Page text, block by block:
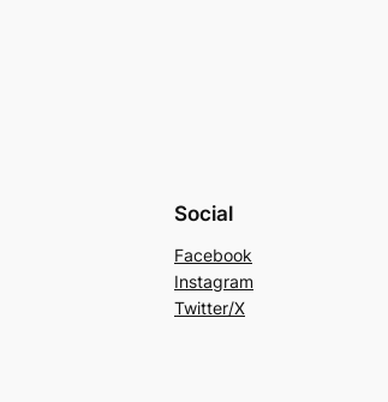
Social
Facebook
Instagram
Twitter/X